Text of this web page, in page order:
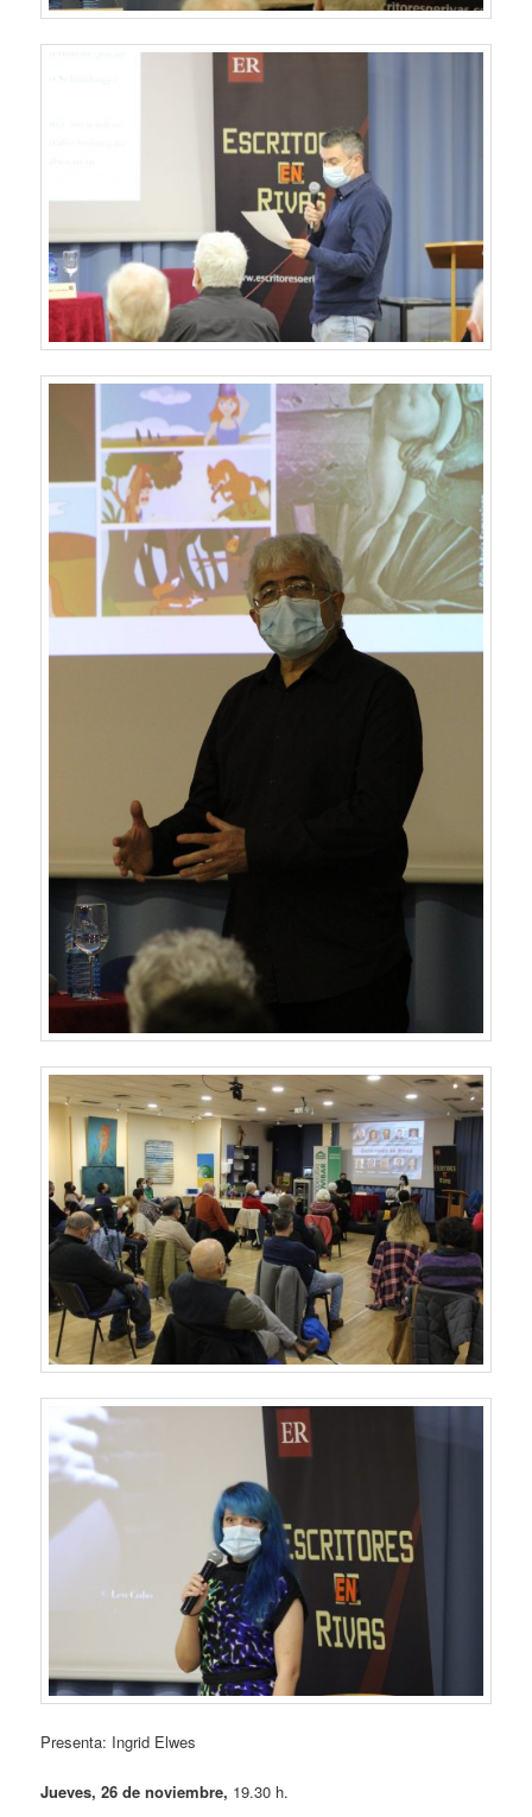
Presenta: Ingrid Elwes
Jueves, 26 de noviembre, 19.30 h.